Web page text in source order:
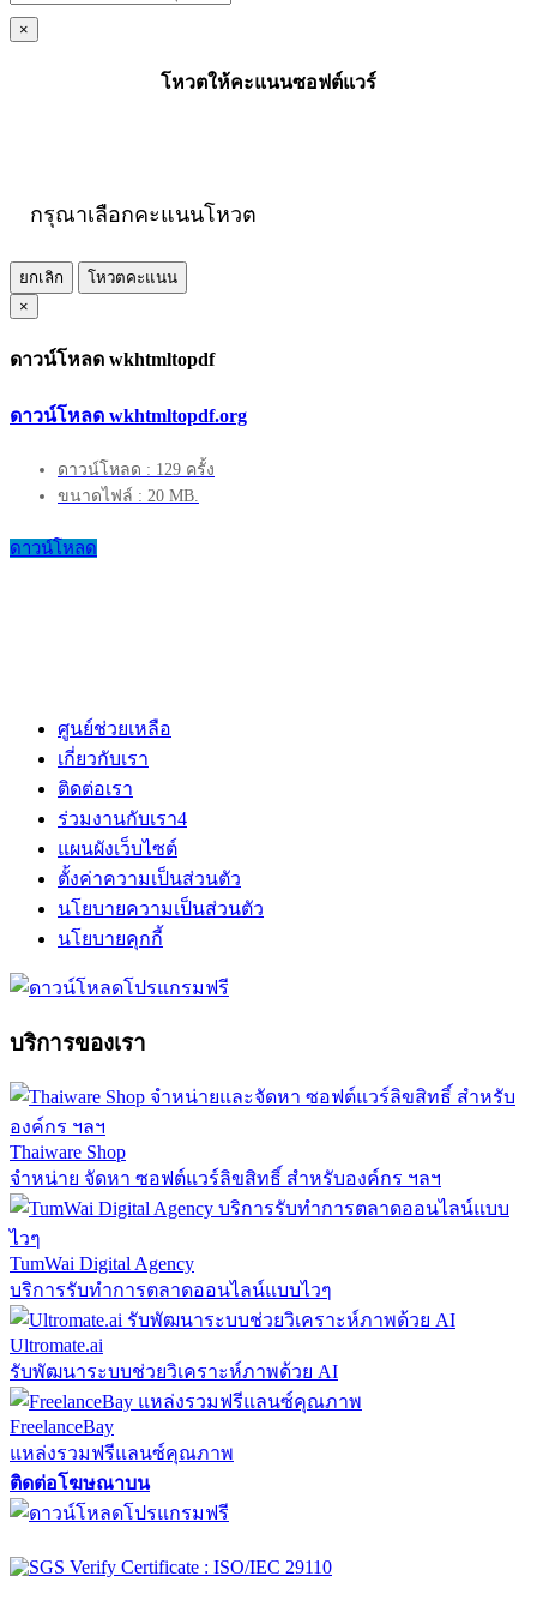
×
โหวตให้คะแนนซอฟต์แวร์
กรุณาเลือกคะแนนโหวต
ยกเลิก
โหวตคะแนน
×
ดาวน์โหลด wkhtmltopdf
ดาวน์โหลด wkhtmltopdf.org
ดาวน์โหลด : 129 ครั้ง
ขนาดไฟล์ : 20 MB.
ดาวน์โหลด
ศูนย์ช่วยเหลือ
เกี่ยวกับเรา
ติดต่อเรา
ร่วมงานกับเรา4
แผนผังเว็บไซต์
ตั้งค่าความเป็นส่วนตัว
นโยบายความเป็นส่วนตัว
นโยบายคุกกี้
บริการของเรา
Thaiware Shop
จำหน่าย จัดหา ซอฟต์แวร์ลิขสิทธิ์ สำหรับองค์กร ฯลฯ
TumWai Digital Agency
บริการรับทำการตลาดออนไลน์แบบไวๆ
Ultromate.ai
รับพัฒนาระบบช่วยวิเคราะห์ภาพด้วย AI
FreelanceBay
แหล่งรวมฟรีแลนซ์คุณภาพ
ติดต่อโฆษณาบน